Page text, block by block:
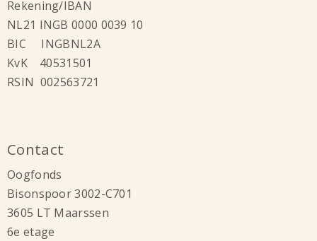
Rekening/IBAN
NL21 INGB 0000 0039 10
BIC INGBNL2A
KvK 40531501
RSIN 002563721
Contact
Oogfonds
Bisonspoor 3002-C701
3605 LT Maarssen
6e etage